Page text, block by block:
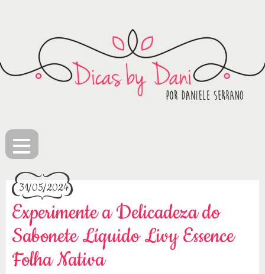
≡
31/05/2024
Experimente a Delicadeza do
Sabonete Líquido Livy Essence
Folha Nativa